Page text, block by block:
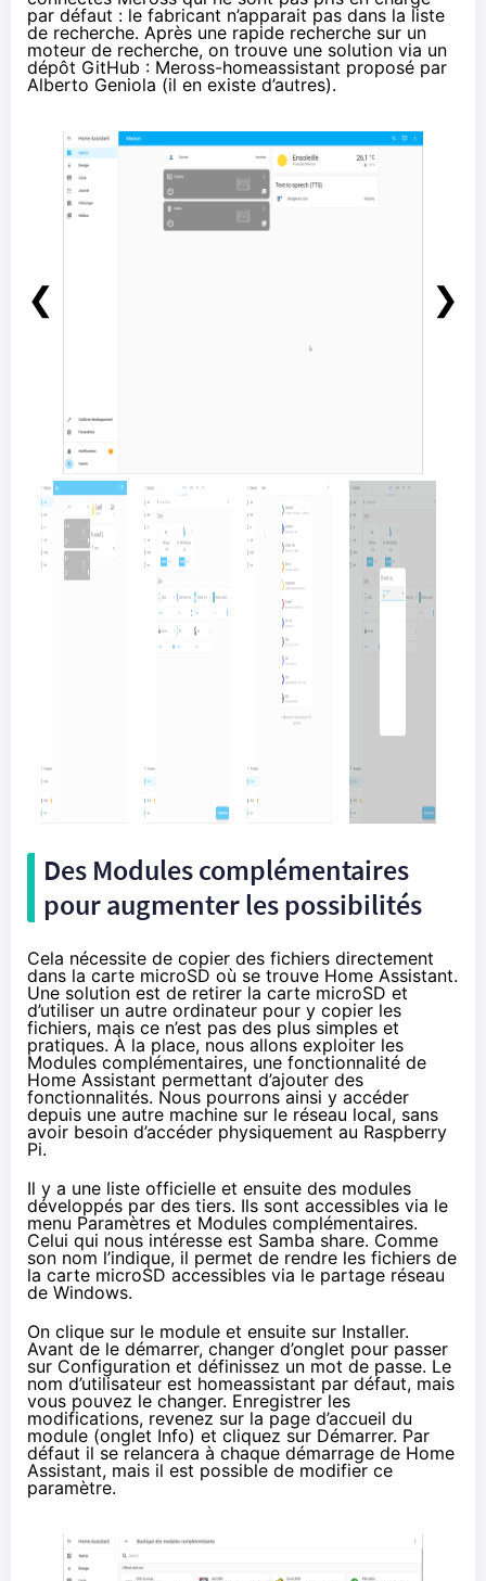
par défaut : le fabricant n’apparait pas dans la liste
de recherche. Après une rapide recherche sur un
moteur de recherche, on trouve une solution via un
dépôt GitHub : Meross-homeassistant proposé par
Alberto Geniola (il en existe d’autres).
❮ ❯
Des Modules complémentaires
pour augmenter les possibilités
Cela nécessite de copier des fichiers directement
dans la carte microSD où se trouve Home Assistant.
Une solution est de retirer la carte microSD et
d’utiliser un autre ordinateur pour y copier les
fichiers, mais ce n’est pas des plus simples et
pratiques. À la place, nous allons exploiter les
Modules complémentaires, une fonctionnalité de
Home Assistant permettant d’ajouter des
fonctionnalités. Nous pourrons ainsi y accéder
depuis une autre machine sur le réseau local, sans
avoir besoin d’accéder physiquement au Raspberry
Pi.
Il y a une liste officielle et ensuite des modules
développés par des tiers. Ils sont accessibles via le
menu Paramètres et Modules complémentaires.
Celui qui nous intéresse est Samba share. Comme
son nom l’indique, il permet de rendre les fichiers de
la carte microSD accessibles via le partage réseau
de Windows.
On clique sur le module et ensuite sur Installer.
Avant de le démarrer, changer d’onglet pour passer
sur Configuration et définissez un mot de passe. Le
nom d’utilisateur est homeassistant par défaut, mais
vous pouvez le changer. Enregistrer les
modifications, revenez sur la page d’accueil du
module (onglet Info) et cliquez sur Démarrer. Par
défaut il se relancera à chaque démarrage de Home
Assistant, mais il est possible de modifier ce
paramètre.